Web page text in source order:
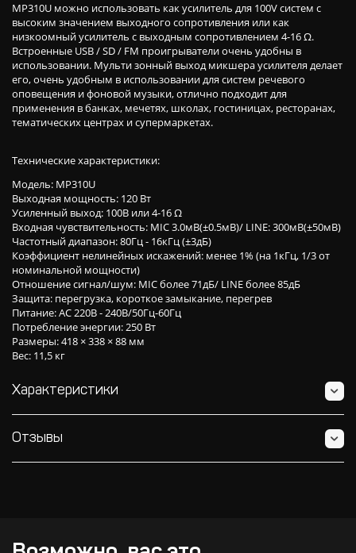
MP310U можно использовать как усилитель для 100V систем с
высоким значением выходного сопротивления или как
низкоомный усилитель с выходным сопротивлением 4-16 Ω.
Встроенные USB / SD / FM проигрыватели очень удобны в
использовании. Мульти зонный выход микшера усилителя делает
его, очень удобным в использовании для систем речевого
оповещения и фоновой музыки, отлично подходит для
применения в банках, мечетях, школах, гостиницах, ресторанах,
тематических центрах и супермаркетах.
Технические характеристики:
Модель: MP310U
Выходная мощность: 120 Вт
Усиленный выход: 100В или 4-16 Ω
Входная чувствительность: MIC 3.0мВ(±0.5мВ)/ LINE: 300мВ(±50мВ)
Частотный диапазон: 80Гц - 16кГц (±3дБ)
Коэффициент нелинейных искажений: менее 1% (на 1кГц, 1/3 от
номинальной мощности)
Отношение сигнал/шум: MIC более 71дБ/ LINE более 85дБ
Защита: перегрузка, короткое замыкание, перегрев
Питание: AC 220В - 240В/50Гц-60Гц
Потребление энергии: 250 Вт
Размеры: 418 × 338 × 88 мм
Вес: 11,5 кг
Характеристики
Отзывы